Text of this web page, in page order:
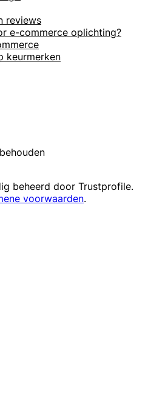
reviews
e-commerce oplichting?
keurmerken
beheerd door Trustprofile.
voorwaarden.